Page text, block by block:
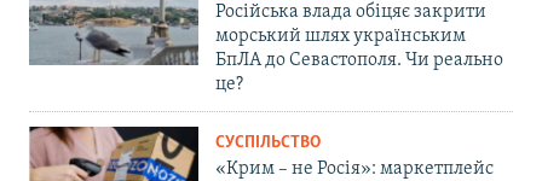
Російська влада обіцяє закрити
морський шлях українським
БпЛА до Севастополя. Чи реально
це?
СУСПІЛЬСТВО
«Крим – не Росія»: маркетплейс